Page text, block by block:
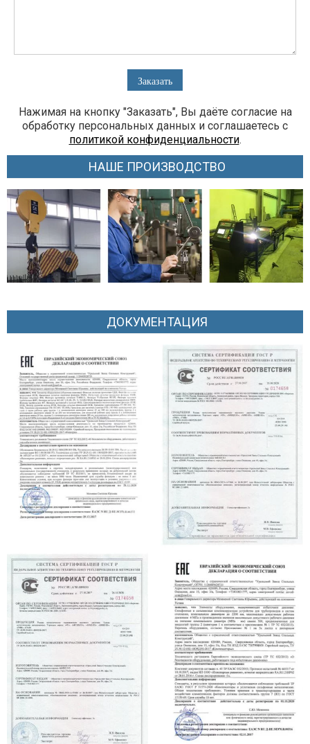
Нажимая на кнопку "Заказать", Вы даёте согласие на
обработку персональных данных и соглашаетесь с
политикой конфиденциальности.
НАШЕ ПРОИЗВОДСТВО
ДОКУМЕНТАЦИЯ